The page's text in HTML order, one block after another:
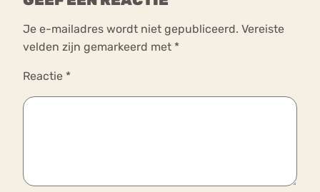
Je e-mailadres wordt niet gepubliceerd. Vereiste
velden zijn gemarkeerd met *
Reactie *